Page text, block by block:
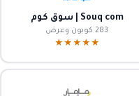
Souq com | سوق كوم
283 كوبون وعرض
★★★★★